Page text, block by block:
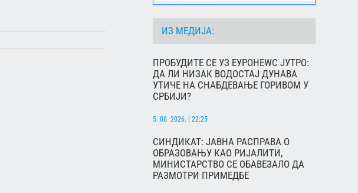
ИЗ МЕДИЈА:
ПРОБУДИТЕ СЕ УЗ ЕУРОНЕWС ЈУТРО:
ДА ЛИ НИЗАК ВОДОСТАЈ ДУНАВА
УТИЧЕ НА СНАБДЕВАЊЕ ГОРИВОМ У
СРБИЈИ?
5. 08. 2026. | 22:25
СИНДИКАТ: ЈАВНА РАСПРАВА О
ОБРАЗОВАЊУ КАО РИЈАЛИТИ,
МИНИСТАРСТВО СЕ ОБАВЕЗАЛО ДА
РАЗМОТРИ ПРИМЕДБЕ